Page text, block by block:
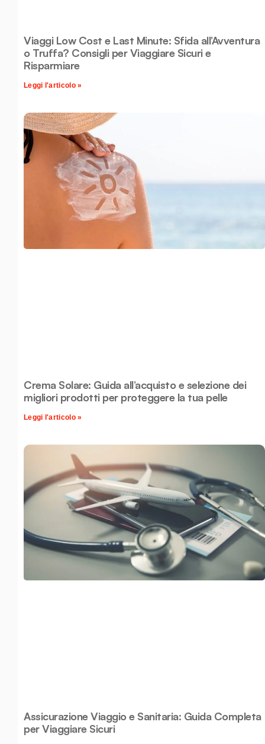
Viaggi Low Cost e Last Minute: Sfida all’Avventura
o Truffa? Consigli per Viaggiare Sicuri e
Risparmiare
Leggi l'articolo »
Crema Solare: Guida all’acquisto e selezione dei
migliori prodotti per proteggere la tua pelle
Leggi l'articolo »
Assicurazione Viaggio e Sanitaria: Guida Completa
per Viaggiare Sicuri